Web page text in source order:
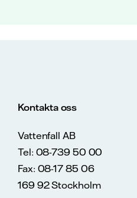
Kontakta oss
Vattenfall AB
Tel: 08-739 50 00
Fax: 08-17 85 06
169 92 Stockholm